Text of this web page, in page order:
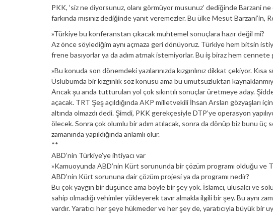
PKK, ‘siz ne diyorsunuz, olanı görmüyor musunuz’ dediğinde Barzani
farkında mısınız dediğinde yanıt veremezler. Bu ülke Mesut Barzani’in,
»Türkiye bu konferanstan çıkacak muhtemel sonuçlara hazır değil mi?
Az önce söylediğim aynı açmaza geri dönüyoruz. Türkiye hem bitsin
frene basıyorlar ya da adım atmak istemiyorlar. Bu iş biraz hem
»Bu konuda son dönemdeki yazılarınızda kızgınlınız dikkat çekiyor.
Üslubumda bir kızgınlık söz konusu ama bu umutsuzluktan
Ancak şu anda tutturulan yol çok sıkıntılı sonuçlar üretmeye aday.
açacak. TRT Şeş açıldığında AKP milletvekili İhsan Arslan gözyaşları
altında olmazdı dedi. Şimdi, PKK gerekçesiyle DTP’ye operasyon
ölecek. Sonra çok olumlu bir adım atılacak, sonra da dönüp biz bunu
zamanında yapıldığında anlamlı olur.
**
ABD’nin Türkiye’ye ihtiyacı var
»Kamuoyunda ABD’nin Kürt sorununda bir çözüm programı olduğu ve
ABD’nin Kürt sorununa dair çözüm projesi ya da programı nedir?
Bu çok yaygın bir düşünce ama böyle bir şey yok. İslamcı, ulusalcı ve
sahip olmadığı vehimler yükleyerek tavır almakla ilgili bir şey. Bu aynı
vardır. Yaratıcı her şeye hükmeder ve her şey de, yaratıcıyla büyük